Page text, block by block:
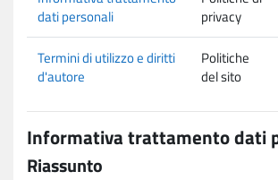
dati personali
privacy
Termini di utilizzo e diritti
d'autore
Politiche
del sito
Informativa trattamento dati
Riassunto